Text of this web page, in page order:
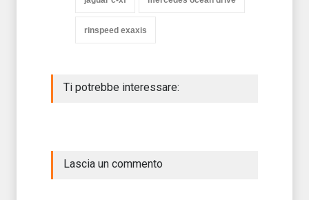
rinspeed exaxis
Ti potrebbe interessare:
Lascia un commento